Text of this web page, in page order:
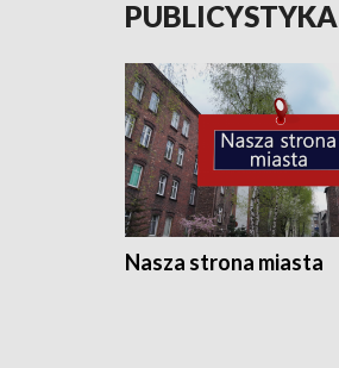
PUBLICYSTYKA
Nasza strona miasta